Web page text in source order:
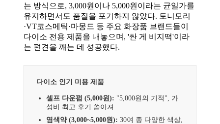
는 방식으로, 3,000원이나 5,000원이라는 균일가를
유지하면서도 품질을 포기하지 않았다. 토니모리
·VT코스메틱·마몽드 등 주요 화장품 브랜드들이
다이소 전용 제품을 내놓으며, '싼 게 비지떡'이라
는 편견을 깨는 데 성공했다.
다이소 인기 미용 제품
셀프 다운펌 (5,000원): "5,000원의 기적", 가
성비 최고 후기 쏟아져
염색약 (3,000~5,000원): 30여 종 다양한 색상,